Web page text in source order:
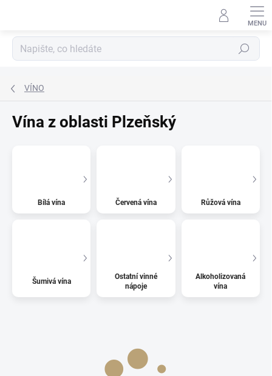
Hledat
VÍNO
Vína z oblasti Plzeňský
Bílá vína Červená vína Růžová vína
Šumivá vína
Ostatní vinné
nápoje
Alkoholizovaná
vína